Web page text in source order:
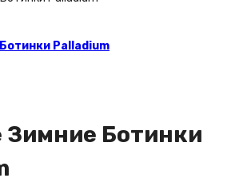
Palladium
Ботинки